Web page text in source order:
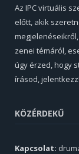
Az IPC virtuális
előtt, akik
zenei témáról,
úgy érzed, hogy
írásod, jelentkezz!
KÖZÉRDEKŰ
Kapcsolat: